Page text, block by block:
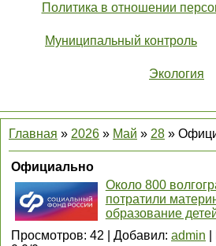
Политика в отношении
Муниципальный контроль
Экология
Главная » 2026 » Май » 28 »
Официально
Около 800
потратили
образование
Просмотров: 42 Добавил: admin